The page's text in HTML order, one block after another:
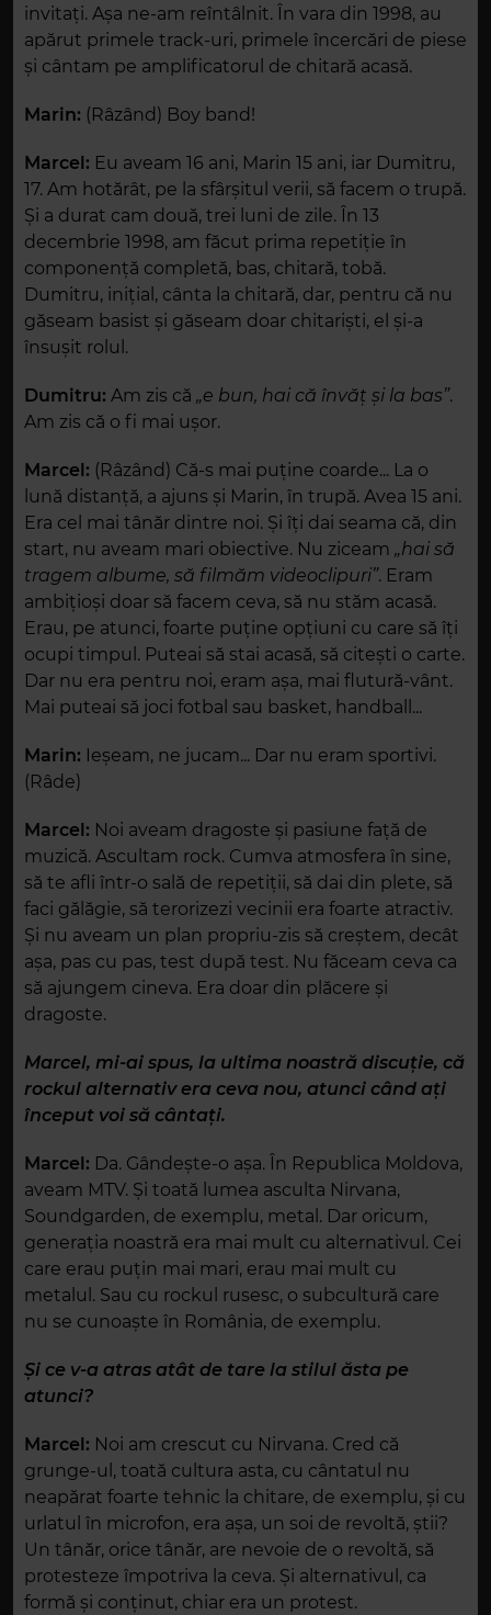
invitați. Așa ne-am reîntâlnit. În vara din 1998, au
apărut primele track-uri, primele încercări de piese
și cântam pe amplificatorul de chitară acasă.
Marin: (Râzând) Boy band!
Marcel: Eu aveam 16 ani, Marin 15 ani, iar Dumitru,
17. Am hotărât, pe la sfârșitul verii, să facem o trupă.
Și a durat cam două, trei luni de zile. În 13
decembrie 1998, am făcut prima repetiție în
componență completă, bas, chitară, tobă.
Dumitru, inițial, cânta la chitară, dar, pentru că nu
găseam basist și găseam doar chitariști, el și-a
însușit rolul.
Dumitru: Am zis că „e bun, hai că învăț și la bas”.
Am zis că o fi mai ușor.
Marcel: (Râzând) Că-s mai puține coarde... La o
lună distanță, a ajuns și Marin, în trupă. Avea 15 ani.
Era cel mai tânăr dintre noi. Și îți dai seama că, din
start, nu aveam mari obiective. Nu ziceam „hai să
tragem albume, să filmăm videoclipuri”. Eram
ambițioși doar să facem ceva, să nu stăm acasă.
Erau, pe atunci, foarte puține opțiuni cu care să îți
ocupi timpul. Puteai să stai acasă, să citești o carte.
Dar nu era pentru noi, eram așa, mai flutură-vânt.
Mai puteai să joci fotbal sau basket, handball...
Marin: Ieșeam, ne jucam... Dar nu eram sportivi.
(Râde)
Marcel: Noi aveam dragoste și pasiune față de
muzică. Ascultam rock. Cumva atmosfera în sine,
să te afli într-o sală de repetiții, să dai din plete, să
faci gălăgie, să terorizezi vecinii era foarte atractiv.
Și nu aveam un plan propriu-zis să creștem, decât
așa, pas cu pas, test după test. Nu făceam ceva ca
să ajungem cineva. Era doar din plăcere și
dragoste.
Marcel, mi-ai spus, la ultima noastră discuție, că
rockul alternativ era ceva nou, atunci când ați
început voi să cântați.
Marcel: Da. Gândește-o așa. În Republica Moldova,
aveam MTV. Și toată lumea asculta Nirvana,
Soundgarden, de exemplu, metal. Dar oricum,
generația noastră era mai mult cu alternativul. Cei
care erau puțin mai mari, erau mai mult cu
metalul. Sau cu rockul rusesc, o subcultură care
nu se cunoaște în România, de exemplu.
Și ce v-a atras atât de tare la stilul ăsta pe
atunci?
Marcel: Noi am crescut cu Nirvana. Cred că
grunge-ul, toată cultura asta, cu cântatul nu
neapărat foarte tehnic la chitare, de exemplu, și cu
urlatul în microfon, era așa, un soi de revoltă, știi?
Un tânăr, orice tânăr, are nevoie de o revoltă, să
protesteze împotriva la ceva. Și alternativul, ca
formă și conținut, chiar era un protest.